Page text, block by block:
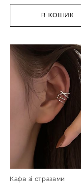
В КОШИК
Кафа зі стразами